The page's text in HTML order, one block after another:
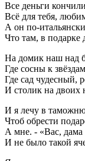
Все деньги
Всё для тебя,
А он по-
Что там, в подарке
На домик наш над
Где сосны к
Где сад чудесный,
И столик на двоих
И я лечу в
Чтоб обрести
А мне. - «Вас, дама
И не было такой